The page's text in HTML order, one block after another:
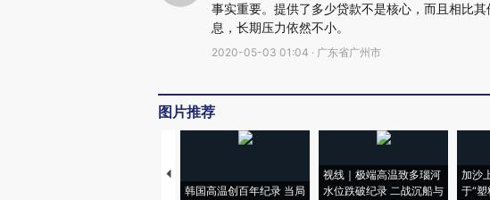
事实重要。提供了多少贷款不是核心，而且相比
息，长期压力依然不小。
2020-05-03 01:04 · 广东省广州市
图片推荐
韩国高温创百年纪录 当局
视线｜极端高温致多瑙河
水位跌破纪录 二战沉船与
加沙
于“